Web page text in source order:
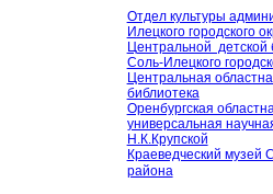
Отдел культуры
Илецкого городского
Центральной детской
Соль-Илецкого
Центральная
библиотека
Оренбургская
универсальная
Н.К.Крупской
Краеведческий музей
района